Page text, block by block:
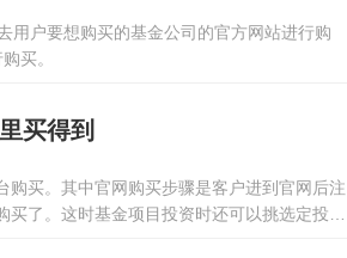
用户要想购买的基金公司的官方网站进行购
买。
买得到
买。其中官网购买步骤是客户进到官网后注
了。这时基金项目投资时还可以挑选定投，